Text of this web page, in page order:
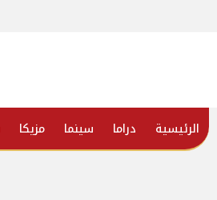
الرئيسية دراما سينما مزيكا